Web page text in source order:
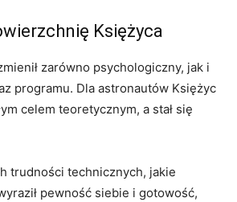
Księżyca
zarówno psychologiczny, jak i
programu. Dla astronautów Księżyc
celem teoretycznym, a stał się
trudności technicznych, jakie
pewność siebie i gotowość,